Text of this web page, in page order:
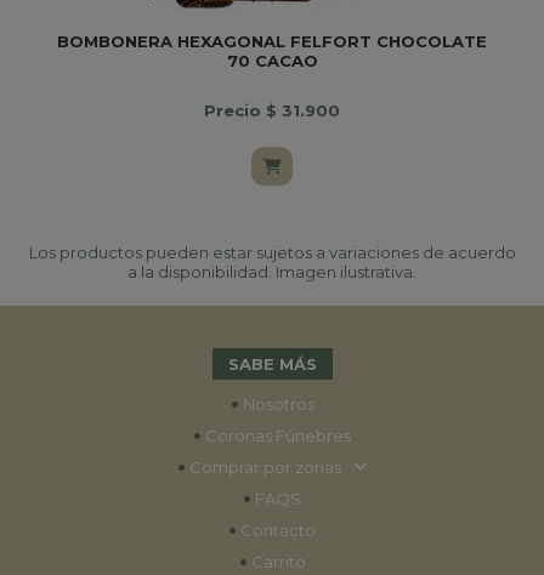
BOMBONERA HEXAGONAL FELFORT CHOCOLATE
70 CACAO
Precio $ 31.900
Los productos pueden estar sujetos a variaciones de acuerdo
a la disponibilidad. Imagen ilustrativa.
SABE MÁS
• Nosotros
• Coronas Fúnebres
• Comprar por zonas
• FAQS
• Contacto
• Carrito